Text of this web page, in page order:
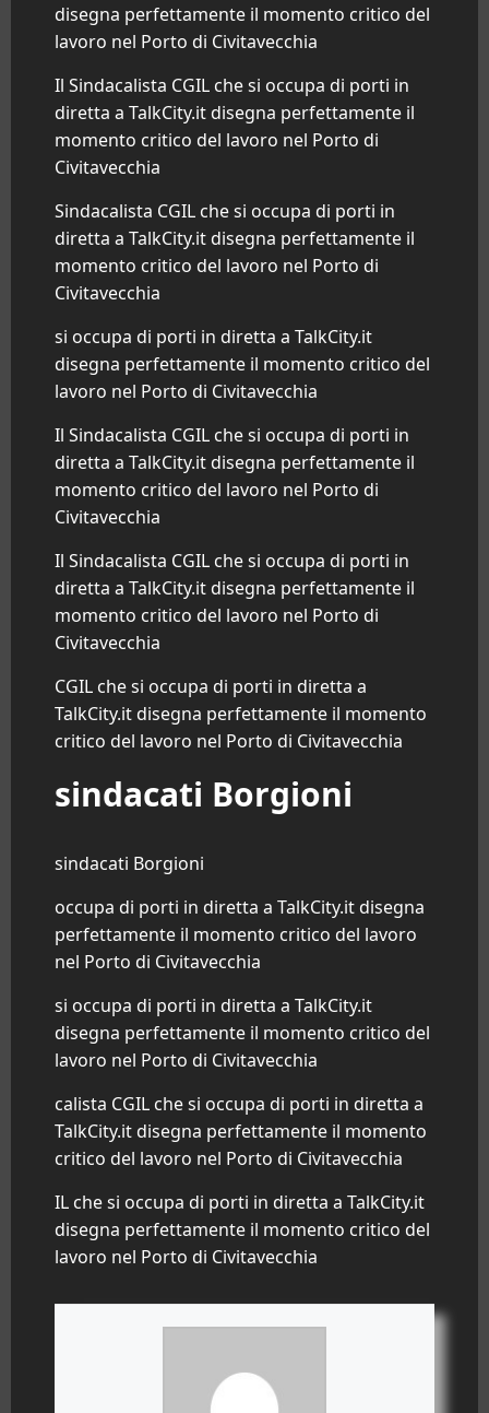
disegna perfettamente il momento critico del
lavoro nel Porto di Civitavecchia
Il Sindacalista CGIL che si occupa di porti in
diretta a TalkCity.it disegna perfettamente il
momento critico del lavoro nel Porto di
Civitavecchia
Sindacalista CGIL che si occupa di porti in
diretta a TalkCity.it disegna perfettamente il
momento critico del lavoro nel Porto di
Civitavecchia
si occupa di porti in diretta a TalkCity.it
disegna perfettamente il momento critico del
lavoro nel Porto di Civitavecchia
Il Sindacalista CGIL che si occupa di porti in
diretta a TalkCity.it disegna perfettamente il
momento critico del lavoro nel Porto di
Civitavecchia
Il Sindacalista CGIL che si occupa di porti in
diretta a TalkCity.it disegna perfettamente il
momento critico del lavoro nel Porto di
Civitavecchia
CGIL che si occupa di porti in diretta a
TalkCity.it disegna perfettamente il momento
critico del lavoro nel Porto di Civitavecchia
sindacati Borgioni
sindacati Borgioni
occupa di porti in diretta a TalkCity.it disegna
perfettamente il momento critico del lavoro
nel Porto di Civitavecchia
si occupa di porti in diretta a TalkCity.it
disegna perfettamente il momento critico del
lavoro nel Porto di Civitavecchia
calista CGIL che si occupa di porti in diretta a
TalkCity.it disegna perfettamente il momento
critico del lavoro nel Porto di Civitavecchia
IL che si occupa di porti in diretta a TalkCity.it
disegna perfettamente il momento critico del
lavoro nel Porto di Civitavecchia